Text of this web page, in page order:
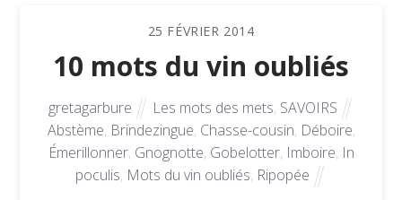
25 FÉVRIER 2014
10 mots du vin oubliés
gretagarbure Les mots des mets, SAVOIRS
Abstème, Brindezingue, Chasse-cousin, Déboire,
Émerillonner, Gnognotte, Gobelotter, Imboire, In
poculis, Mots du vin oubliés, Ripopée